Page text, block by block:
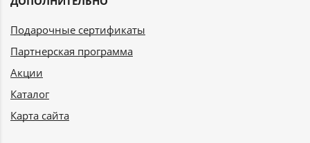
Подарочные сертификаты
Партнерская программа
Акции
Каталог
Карта сайта